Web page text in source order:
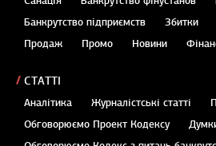
Банкрутство підприємств
Збитки
Продаж
Промо Новини
СТАТТІ
Аналітика Журналістські статті
Обговорюємо Проект Кодексу